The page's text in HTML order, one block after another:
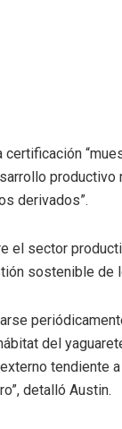
productivo
derivados”.
el sector
sostenible de
del
tendiente
detalló Austin.